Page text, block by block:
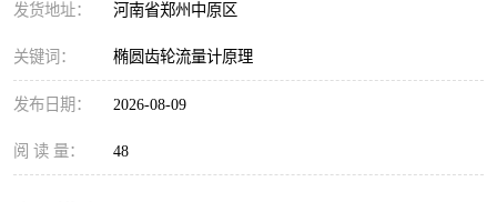
发货地址： 河南省郑州中原区
关键词： 椭圆齿轮流量计原理
发布日期： 2026-08-09
阅 读 量： 48